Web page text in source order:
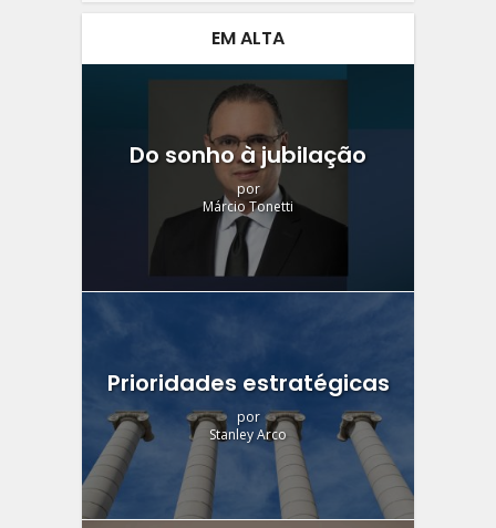
EM ALTA
Do sonho à jubilação
por
Márcio Tonetti
Prioridades estratégicas
por
Stanley Arco